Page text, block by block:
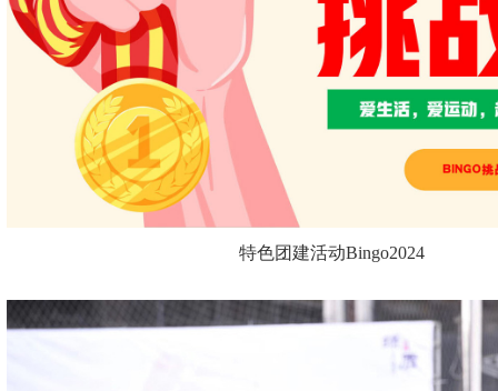
特色团建活动Bingo2024